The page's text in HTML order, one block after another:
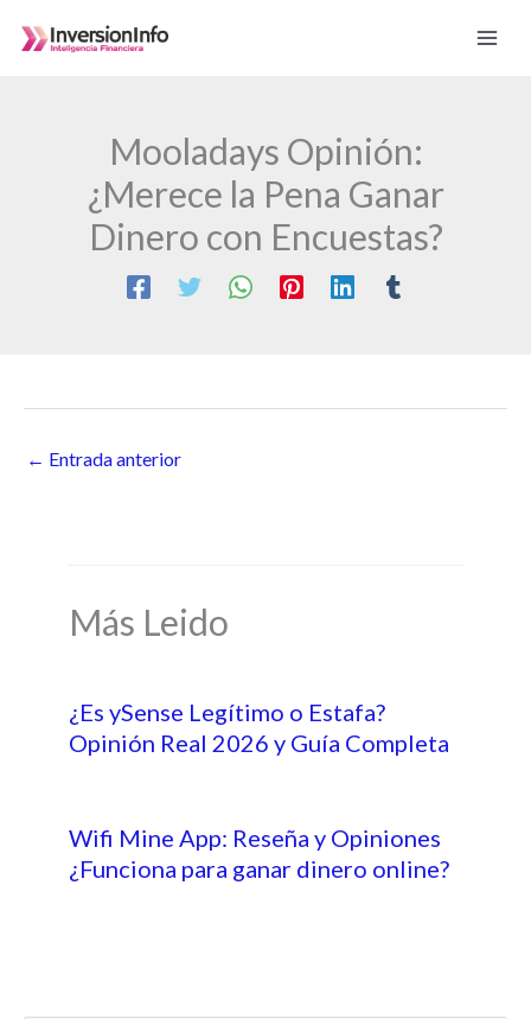
Mooladays Opinión:
¿Merece la Pena Ganar
Dinero con Encuestas?
← Entrada anterior
Más Leido
¿Es ySense Legítimo o Estafa?
Opinión Real 2026 y Guía Completa
Wifi Mine App: Reseña y Opiniones
¿Funciona para ganar dinero online?